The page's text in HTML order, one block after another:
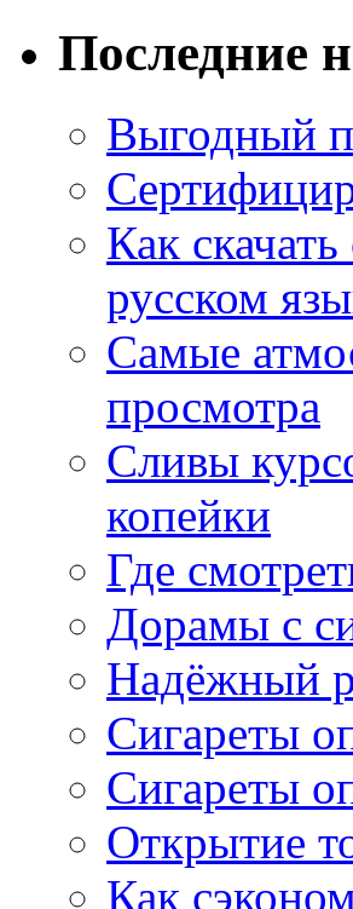
Последние
Выгодный
Как
русском
Самые
просмотра
Сливы
копейки
Где
Дорамы с
Надёжный
Сигареты
Сигареты
Открытие
Как